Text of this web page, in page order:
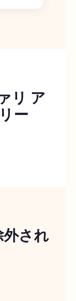
リ ア
ー
され